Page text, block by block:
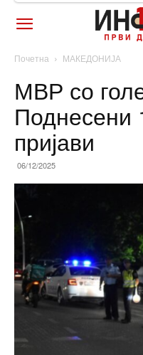
Почетна МАКЕДОНИЈА
МВР со
Поднесени
пријави
06/12/2025